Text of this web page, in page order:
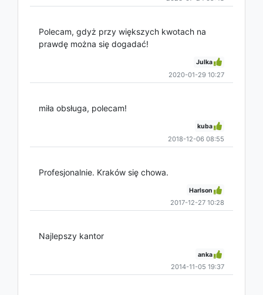
Polecam, gdyż przy większych kwotach na
prawdę można się dogadać!
Julka
2020-01-29 10:27
miła obsługa, polecam!
kuba
2018-12-06 08:55
Profesjonalnie. Kraków się chowa.
Harlson
2017-12-27 10:28
Najlepszy kantor
anka
2014-11-05 19:37